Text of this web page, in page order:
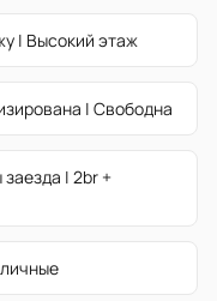
| Высокий этаж
| Свободна
| 2br +